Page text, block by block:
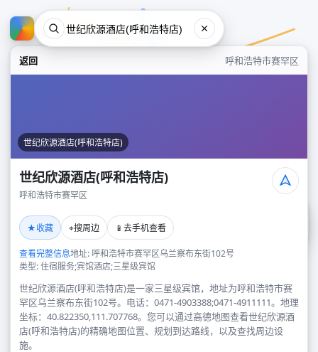
返回 呼和浩特市赛罕区
世纪欣源酒店(呼和浩特店)
世纪欣源酒店(呼和浩特店)
呼和浩特市赛罕区
★收藏 ⌖搜周边 📱 去手机查看
查看完整信息地址: 呼和浩特市赛罕区乌兰察布东街102号
类型: 住宿服务;宾馆酒店;三星级宾馆
世纪欣源酒店(呼和浩特店)是一家三星级宾馆，地址为呼和浩特市赛
罕区乌兰察布东街102号。电话：0471-4903388;0471-4911111。地理
坐标：40.822350,111.707768。您可以通过高德地图查看世纪欣源酒
店(呼和浩特店)的精确地图位置、规划到达路线，以及查找周边设
施。